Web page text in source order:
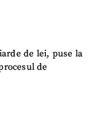
de lei, puse la
de